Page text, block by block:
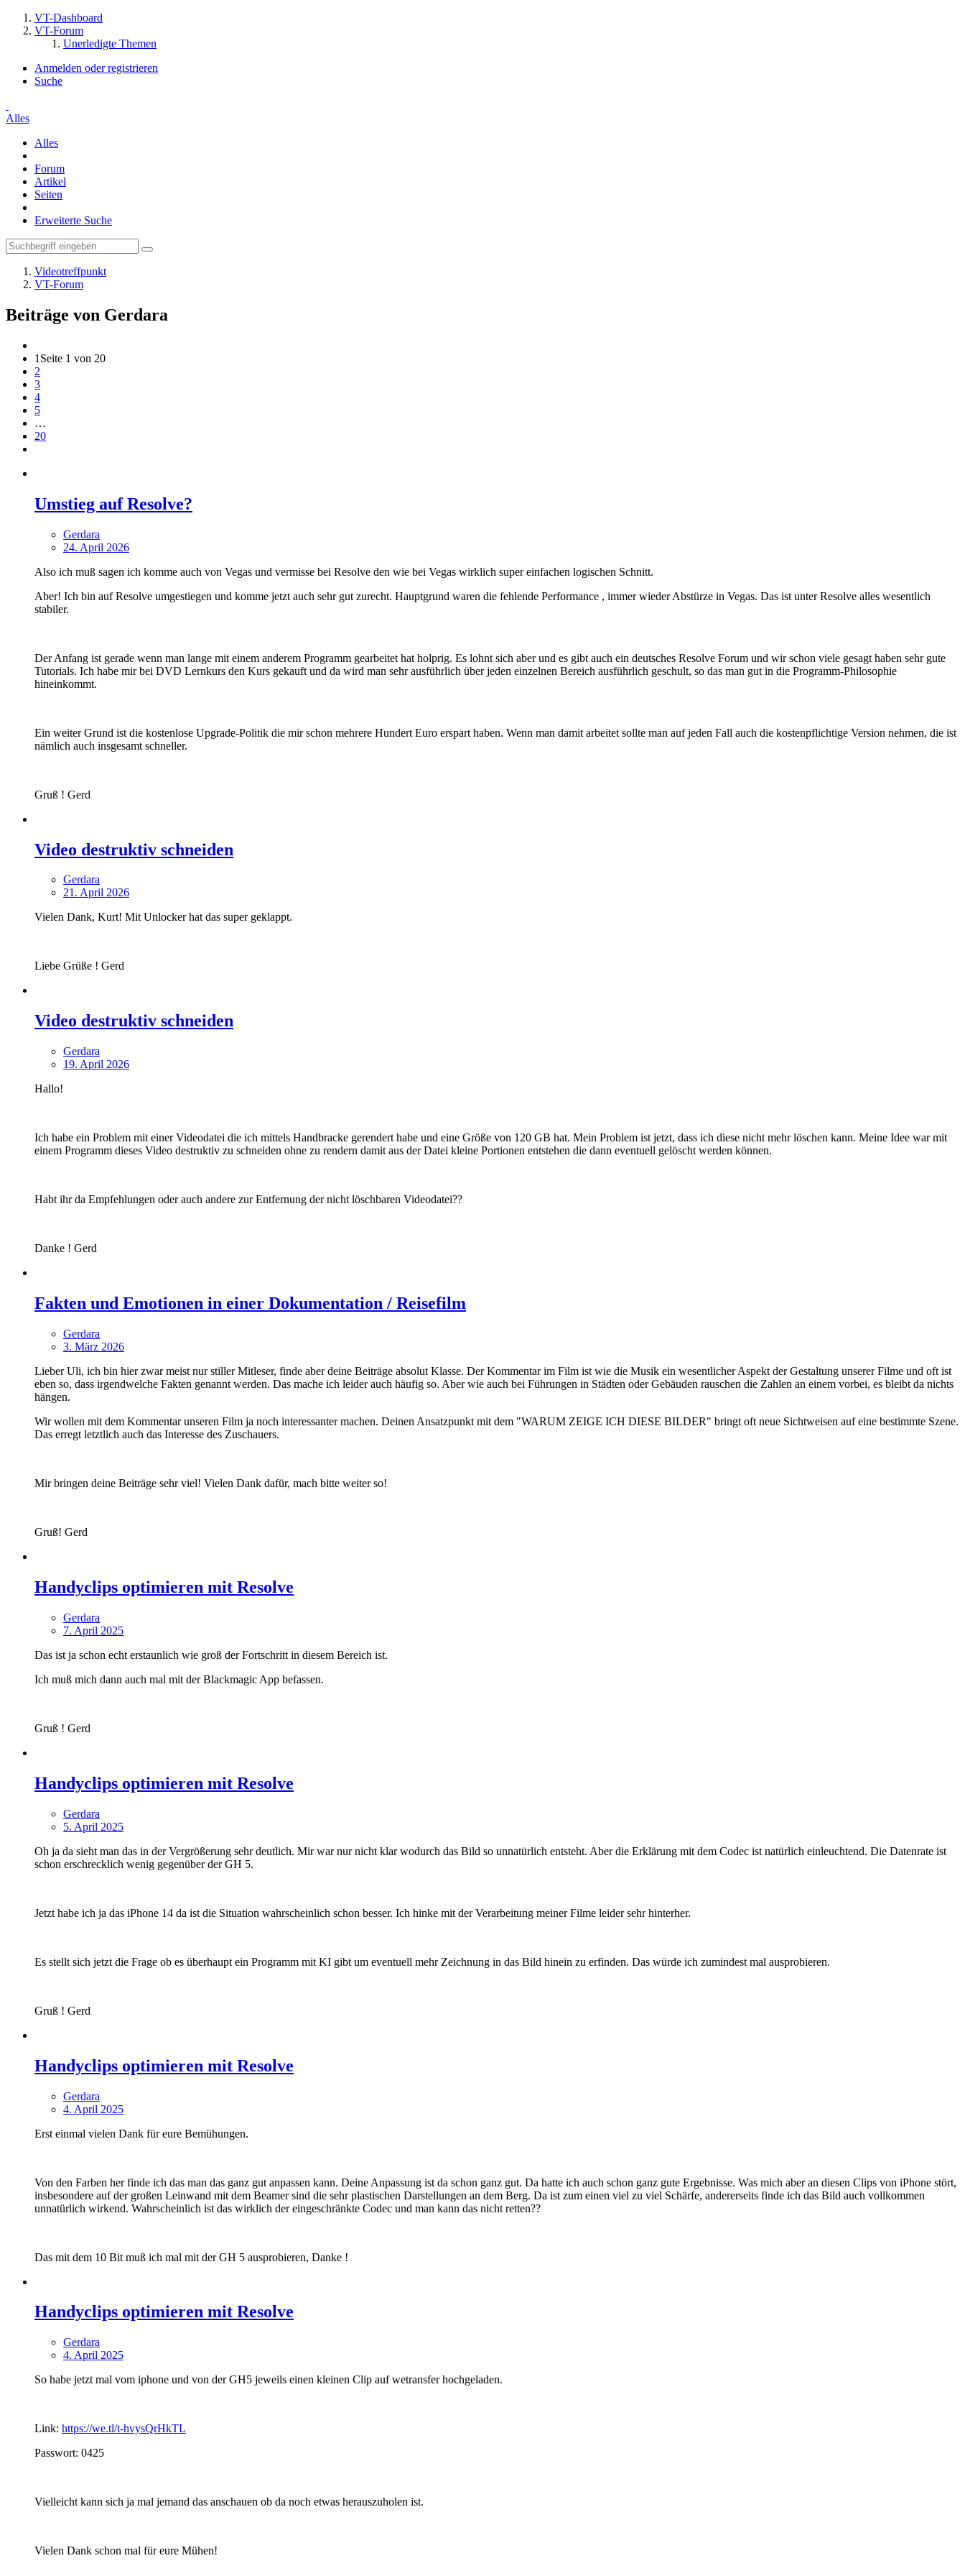
VT-Dashboard
VT-Forum
Unerledigte Themen
Anmelden oder registrieren
Suche
Alles
Alles
Forum
Artikel
Seiten
Erweiterte Suche
Videotreffpunkt
VT-Forum
Beiträge von Gerdara
1 Seite 1 von 20
2
3
4
5
…
20
Umstieg auf Resolve?
Gerdara
24. April 2026
Also ich muß sagen ich komme auch von Vegas und vermisse bei Resolve den wie bei Vegas wirklich super einfachen logischen Schnitt.
Aber! Ich bin auf Resolve umgestiegen und komme jetzt auch sehr gut zurecht. Hauptgrund waren die fehlende Performance , immer wieder Abstürze in Vegas. Das ist unter Resolve alles wesentlich
stabiler.
Der Anfang ist gerade wenn man lange mit einem anderem Programm gearbeitet hat holprig. Es lohnt sich aber und es gibt auch ein deutsches Resolve Forum und wir schon viele gesagt haben sehr gute
Tutorials. Ich habe mir bei DVD Lernkurs den Kurs gekauft und da wird man sehr ausführlich über jeden einzelnen Bereich ausführlich geschult, so das man gut in die Programm-Philosophie
hineinkommt.
Ein weiter Grund ist die kostenlose Upgrade-Politik die mir schon mehrere Hundert Euro erspart haben. Wenn man damit arbeitet sollte man auf jeden Fall auch die kostenpflichtige Version nehmen, die ist
nämlich auch insgesamt schneller.
Gruß ! Gerd
Video destruktiv schneiden
Gerdara
21. April 2026
Vielen Dank, Kurt! Mit Unlocker hat das super geklappt.
Liebe Grüße ! Gerd
Video destruktiv schneiden
Gerdara
19. April 2026
Hallo!
Ich habe ein Problem mit einer Videodatei die ich mittels Handbracke gerendert habe und eine Größe von 120 GB hat. Mein Problem ist jetzt, dass ich diese nicht mehr löschen kann. Meine Idee war mit
einem Programm dieses Video destruktiv zu schneiden ohne zu rendern damit aus der Datei kleine Portionen entstehen die dann eventuell gelöscht werden können.
Habt ihr da Empfehlungen oder auch andere zur Entfernung der nicht löschbaren Videodatei??
Danke ! Gerd
Fakten und Emotionen in einer Dokumentation / Reisefilm
Gerdara
3. März 2026
Lieber Uli, ich bin hier zwar meist nur stiller Mitleser, finde aber deine Beiträge absolut Klasse. Der Kommentar im Film ist wie die Musik ein wesentlicher Aspekt der Gestaltung unserer Filme und oft ist
eben so, dass irgendwelche Fakten genannt werden. Das mache ich leider auch häufig so. Aber wie auch bei Führungen in Städten oder Gebäuden rauschen die Zahlen an einem vorbei, es bleibt da nichts
hängen.
Wir wollen mit dem Kommentar unseren Film ja noch interessanter machen. Deinen Ansatzpunkt mit dem "WARUM ZEIGE ICH DIESE BILDER" bringt oft neue Sichtweisen auf eine bestimmte Szene.
Das erregt letztlich auch das Interesse des Zuschauers.
Mir bringen deine Beiträge sehr viel! Vielen Dank dafür, mach bitte weiter so!
Gruß! Gerd
Handyclips optimieren mit Resolve
Gerdara
7. April 2025
Das ist ja schon echt erstaunlich wie groß der Fortschritt in diesem Bereich ist.
Ich muß mich dann auch mal mit der Blackmagic App befassen.
Gruß ! Gerd
Handyclips optimieren mit Resolve
Gerdara
5. April 2025
Oh ja da sieht man das in der Vergrößerung sehr deutlich. Mir war nur nicht klar wodurch das Bild so unnatürlich entsteht. Aber die Erklärung mit dem Codec ist natürlich einleuchtend. Die Datenrate ist
schon erschrecklich wenig gegenüber der GH 5.
Jetzt habe ich ja das iPhone 14 da ist die Situation wahrscheinlich schon besser. Ich hinke mit der Verarbeitung meiner Filme leider sehr hinterher.
Es stellt sich jetzt die Frage ob es überhaupt ein Programm mit KI gibt um eventuell mehr Zeichnung in das Bild hinein zu erfinden. Das würde ich zumindest mal ausprobieren.
Gruß ! Gerd
Handyclips optimieren mit Resolve
Gerdara
4. April 2025
Erst einmal vielen Dank für eure Bemühungen.
Von den Farben her finde ich das man das ganz gut anpassen kann. Deine Anpassung ist da schon ganz gut. Da hatte ich auch schon ganz gute Ergebnisse. Was mich aber an diesen Clips von iPhone stört,
insbesondere auf der großen Leinwand mit dem Beamer sind die sehr plastischen Darstellungen an dem Berg. Da ist zum einen viel zu viel Schärfe, andererseits finde ich das Bild auch vollkommen
unnatürlich wirkend. Wahrscheinlich ist das wirklich der eingeschränkte Codec und man kann das nicht retten??
Das mit dem 10 Bit muß ich mal mit der GH 5 ausprobieren, Danke !
Handyclips optimieren mit Resolve
Gerdara
4. April 2025
So habe jetzt mal vom iphone und von der GH5 jeweils einen kleinen Clip auf wetransfer hochgeladen.
Link: https://we.tl/t-hvysQrHkTL
Passwort: 0425
Vielleicht kann sich ja mal jemand das anschauen ob da noch etwas herauszuholen ist.
Vielen Dank schon mal für eure Mühen!